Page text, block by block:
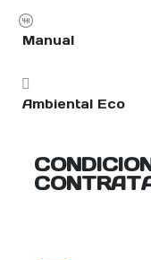
Manual
Ambiental Eco